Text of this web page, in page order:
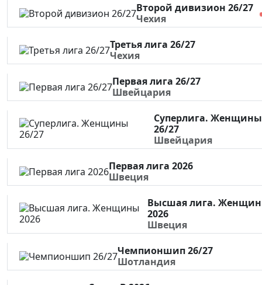
Второй дивизион 26/27
Чехия
Третья лига 26/27
Чехия
Первая лига 26/27
Швейцария
Суперлига. Женщины
26/27
Швейцария
Первая лига 2026
Швеция
Высшая лига.
2026
Швеция
Чемпионшип 26/27
Шотландия